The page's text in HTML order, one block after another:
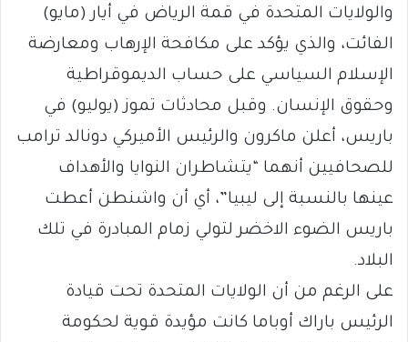
والولايات المتحدة في قمة الرياض في أيار (مايو)
الفائت، والذي يؤكد على مكافحة الإرهاب ومعارضة
الإسلام السياسي على حساب الديموقراطية
وحقوق الإنسان. وقبل محادثات تموز (يوليو) في
باريس، أعلن ماكرون والرئيس الأميركي دونالد ترامب
للصحافيين أنهما “يتشاطران النوايا والأهداف
عينها بالنسبة إلى ليبيا”، أي أن واشنطن أعطت
باريس الضوء الاخضر لتولي زمام المبادرة في تلك
البلاد.
على الرغم من أن الولايات المتحدة تحت قيادة
الرئيس باراك أوباما كانت مؤيدة قوية لحكومة